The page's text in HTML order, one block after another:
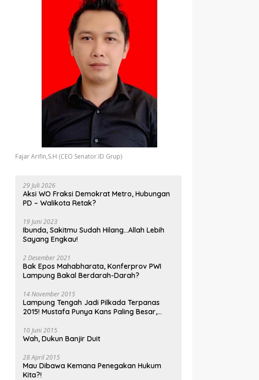
Fajar Arifin,S.H (CEO Senator.ID Grup)
29 Juli 2026
Aksi WO Fraksi Demokrat Metro, Hubungan
PD – Walikota Retak?
19 Juni 2023
Ibunda, Sakitmu Sudah Hilang…Allah Lebih
Sayang Engkau!
2 Desember 2021
Bak Epos Mahabharata, Konferprov PWI
Lampung Bakal Berdarah-Darah?
14 November 2015
Lampung Tengah Jadi Pilkada Terpanas
2015! Mustafa Punya Kans Paling Besar,
10 Juni 2015
Wah, Dukun Banjir Duit
28 April 2015
Mau Dibawa Kemana Penegakan Hukum
Kita?!